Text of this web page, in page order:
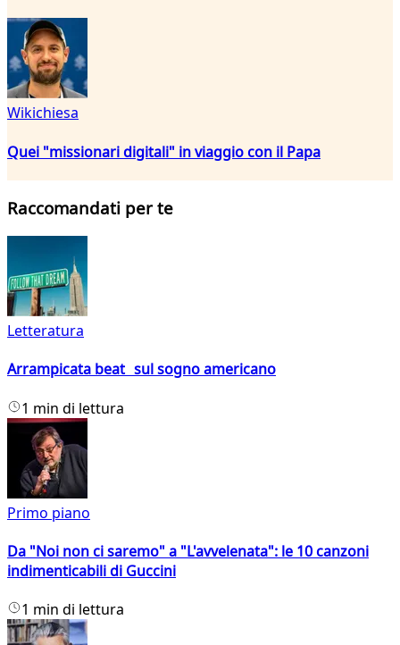
Wikichiesa
Quei "missionari digitali" in viaggio con il Papa
Raccomandati per te
Letteratura
Arrampicata beat sul sogno americano
1 min di lettura
Primo piano
Da "Noi non ci saremo" a "L'avvelenata": le 10 canzoni
indimenticabili di Guccini
1 min di lettura